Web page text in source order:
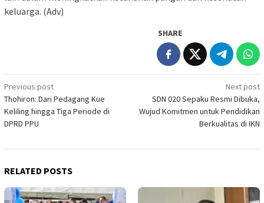
keluarga. (Adv)
SHARE
Post
navigation
Previous post
Thohiron: Dari Pedagang Kue
Keliling hingga Tiga Periode di
DPRD PPU
Next post
SDN 020 Sepaku Resmi Dibuka,
Wujud Komitmen untuk Pendidikan
Berkualitas di IKN
RELATED POSTS